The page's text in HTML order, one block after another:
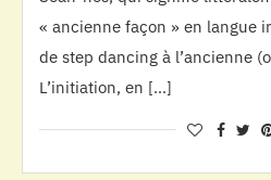
« ancienne façon » en langue
de step dancing à l’ancienne
L’initiation, en […]